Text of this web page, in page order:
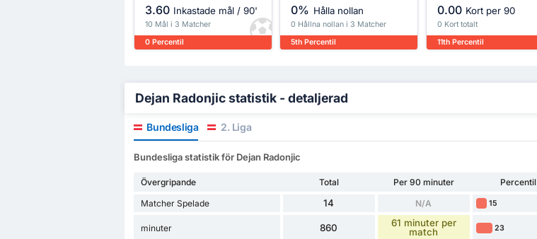
3.60 Inkastade mål / 90'
10 Mål i 3 Matcher
0 Percentil
0% Hålla nollan
0 Hållna nollan i 3 Matcher
5th Percentil
0.00 Kort per 90
0 Kort totalt
11th Percentil
Dejan Radonjic statistik - detaljerad
Bundesliga 2. Liga
Bundesliga statistik för Dejan Radonjic
Övergripande Total Per 90 minuter
Percentil
Matcher Spelade
14 N/A 15
minuter 860
61 minuter per
match
23